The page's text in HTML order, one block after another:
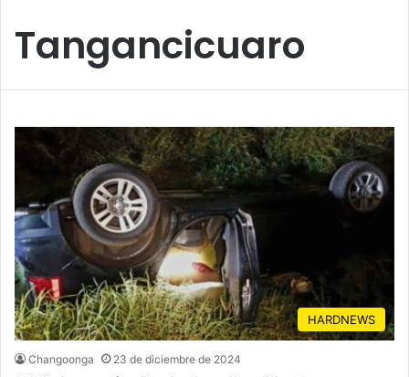
Tangancicuaro
HARDNEWS
Changoonga 23 de diciembre de 2024